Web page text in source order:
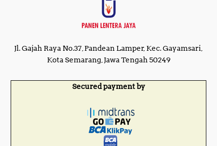
Jl. Gajah Raya No.37, Pandean Lamper, Kec. Gayamsari,
Kota Semarang, Jawa Tengah 50249
Secured payment by